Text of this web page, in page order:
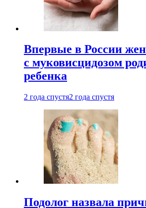
Впервые в России
с муковисцидозом
ребенка
2 года спустя2 года спустя
Подолог назвала